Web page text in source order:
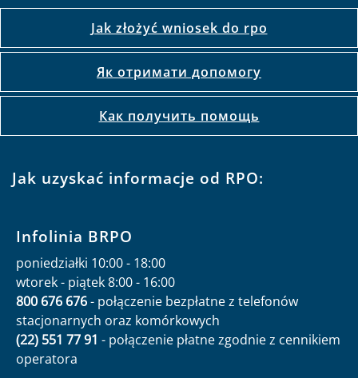
Jak złożyć wniosek do rpo
Як отримати допомогу
Как получить помощь
Jak uzyskać informacje od RPO:
Infolinia BRPO
poniedziałki 10:00 - 18:00
wtorek - piątek 8:00 - 16:00
800 676 676- połączenie bezpłatne z telefonów
stacjonarnych oraz komórkowych
(22) 551 77 91 - połączenie płatne zgodnie z cennikiem
operatora